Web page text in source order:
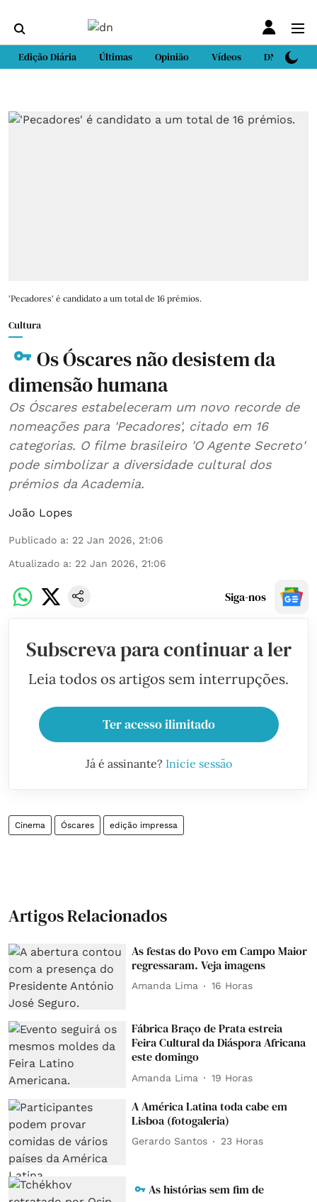
Edição Diária Últimas Opinião Vídeos DN Sport
'Pecadores' é candidato a um total de 16 prémios.
Cultura
Os Óscares não desistem da
dimensão humana
Os Óscares estabeleceram um novo recorde de
nomeações para 'Pecadores', citado em 16
categorias. O filme brasileiro 'O Agente Secreto'
pode simbolizar a diversidade cultural dos
prémios da Academia.
João Lopes
Publicado a: 22 Jan 2026, 21:06
Atualizado a: 22 Jan 2026, 21:06
Siga-nos
Subscreva para continuar a ler
Leia todos os artigos sem interrupções.
Ter acesso ilimitado
Já é assinante? Inicie sessão
Cinema Óscares edição impressa
Artigos Relacionados
As festas do Povo em Campo Maior
regressaram. Veja imagens
Amanda Lima 16 Horas
Fábrica Braço de Prata estreia
Feira Cultural da Diáspora Africana
este domingo
Amanda Lima 19 Horas
A América Latina toda cabe em
Lisboa (fotogaleria)
Gerardo Santos 23 Horas
As histórias sem fim de